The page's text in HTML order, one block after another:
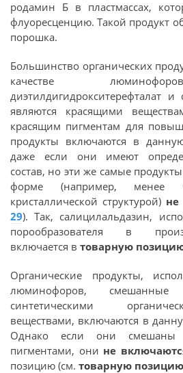
родамин Б в пластмассах,
флуоресценцию. Такой продукт
порошка.
Большинство органических
качестве
диэтилдигидрокситерефталат
являются красящими
красящим пигментам для
продукты включаются в
даже если они имеют
состав, но эти же самые
форме (например, менее
кристаллической структурой) не
29). Так, салицилальдазин,
порообразователя в
включается в товарную
Органические продукты,
люминофоров,
синтетическими
веществами, включаются в
Однако если они смешаны
пигментами, они не
позицию (см. товарную позицию